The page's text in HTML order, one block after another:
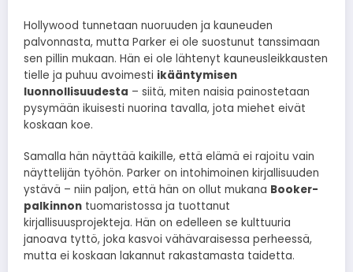
Hollywood tunnetaan nuoruuden ja kauneuden
palvonnasta, mutta Parker ei ole suostunut tanssimaan
sen pillin mukaan. Hän ei ole lähtenyt kauneusleikkausten
tielle ja puhuu avoimesti ikääntymisen
luonnollisuudesta – siitä, miten naisia painostetaan
pysymään ikuisesti nuorina tavalla, jota miehet eivät
koskaan koe.
Samalla hän näyttää kaikille, että elämä ei rajoitu vain
näyttelijän työhön. Parker on intohimoinen kirjallisuuden
ystävä – niin paljon, että hän on ollut mukana Booker-
palkinnon tuomaristossa ja tuottanut
kirjallisuusprojekteja. Hän on edelleen se kulttuuria
janoava tyttö, joka kasvoi vähävaraisessa perheessä,
mutta ei koskaan lakannut rakastamasta taidetta.